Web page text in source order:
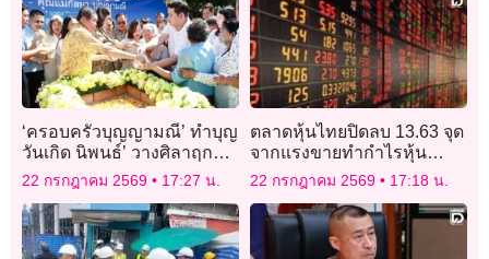
‘ครอบครัวบุญญามณี’ ทำบุญ
วันเกิด นิพนธ์’ วางศิลาฤกษ์
อาคาร ถวายวัดไทรงาม
22 กรกฎาคม 2569 17:27 น.
ตลาดหุ้นไทยปิดลบ 13.63 จุด
จากแรงขายทำกำไรหุ้น
แบงก์
22 กรกฎาคม 2569 17:18 น.